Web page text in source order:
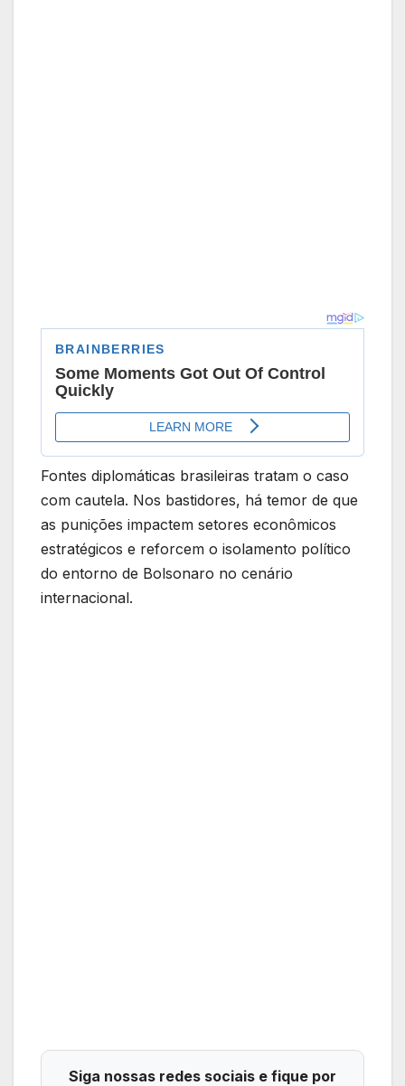
Fontes diplomáticas brasileiras tratam o caso
com cautela. Nos bastidores, há temor de que
as punições impactem setores econômicos
estratégicos e reforcem o isolamento político
do entorno de Bolsonaro no cenário
internacional.
Siga nossas redes sociais e fique por